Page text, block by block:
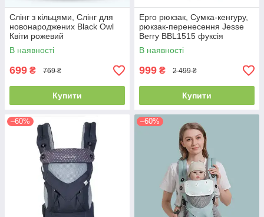
Слінг з кільцями, Слінг для
новонароджених Black Owl
Квіти рожевий
В наявності
699 ₴ 769 ₴
Купити
Ерго рюкзак, Сумка-кенгуру,
рюкзак-перенесення Jesse
Berry BBL1515 фуксія
В наявності
999 ₴ 2 499 ₴
Купити
–60% –60%